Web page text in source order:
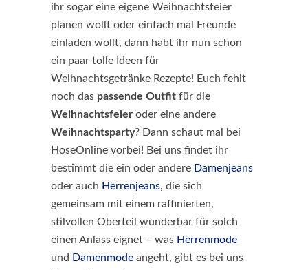
ihr sogar eine eigene Weihnachtsfeier
planen wollt oder einfach mal Freunde
einladen wollt, dann habt ihr nun schon
ein paar tolle Ideen für
Weihnachtsgetränke Rezepte! Euch fehlt
noch das passende Outfit für die
Weihnachtsfeier oder eine andere
Weihnachtsparty? Dann schaut mal bei
HoseOnline vorbei! Bei uns findet ihr
bestimmt die ein oder andere Damenjeans
oder auch Herrenjeans, die sich
gemeinsam mit einem raffinierten,
stilvollen Oberteil wunderbar für solch
einen Anlass eignet – was Herrenmode
und Damenmode angeht, gibt es bei uns